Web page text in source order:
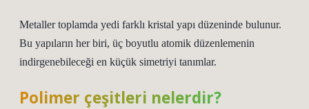
Metaller toplamda yedi farklı kristal yapı düzeninde bulunur.
Bu yapıların her biri, üç boyutlu atomik düzenlemenin
indirgenebileceği en küçük simetriyi tanımlar.
Polimer çeşitleri nelerdir?